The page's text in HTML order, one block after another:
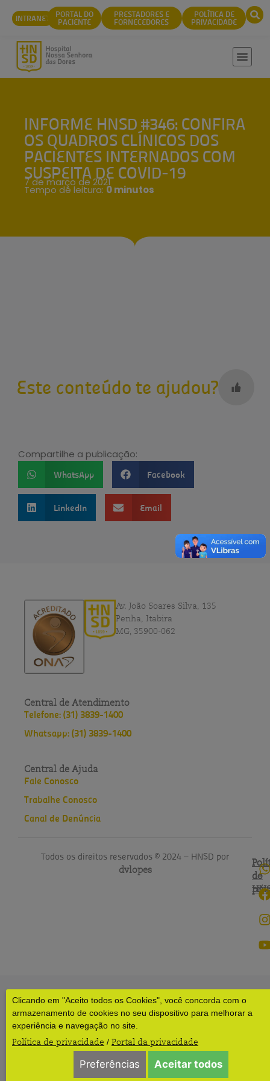
conteúdo
Clicando em "Aceito todos os Cookies", você concorda com o
armazenamento de cookies no seu dispositivo para melhorar a
experiência e navegação no site.
Política de privacidade / Portal da privacidade
Preferências Aceitar todos
INTRANET PORTAL DO
PACIENTE
PRESTADORES E
FORNECEDORES
POLÍTICA DE
PRIVACIDADE
INFORME HNSD #346: CONFIRA
OS QUADROS CLÍNICOS DOS
PACIENTES INTERNADOS COM
SUSPEITA DE COVID-19
7 de março de 2021
Tempo de leitura: 0 minutos
Este conteúdo te ajudou?
Compartilhe a publicação:
WhatsApp Facebook
LinkedIn Email
Av. João Soares Silva, 135
Penha, Itabira
MG, 35900-062
Central de Atendimento
Telefone: (31) 3839-1400
Whatsapp: (31) 3839-1400
Central de Ajuda
Fale Conosco
Trabalhe Conosco
Canal de Denúncia
Todos os direitos reservados © 2024 – HNSD por
dvlopes
de
do